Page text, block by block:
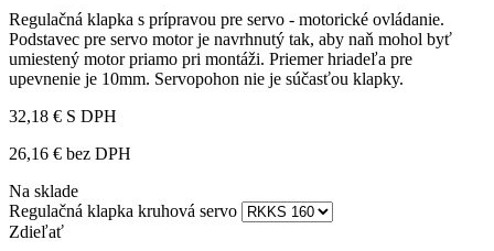
Regulačná klapka s prípravou pre servo - motorické ovládanie.
Podstavec pre servo motor je navrhnutý tak, aby naň mohol byť
umiestený motor priamo pri montáži. Priemer hriadeľa pre
upevnenie je 10mm. Servopohon nie je súčasťou klapky.
32,18 € S DPH
26,16 € bez DPH
Na sklade
Regulačná klapka kruhová servo
Zdieľať